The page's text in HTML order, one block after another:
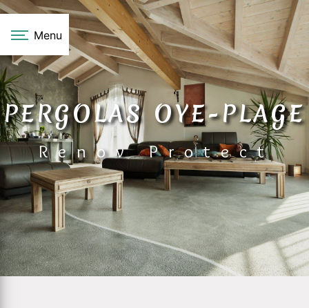
Menu
PERGOLAS OYE-PLAGE
Renov Protect
Panneau de gestion des cookies